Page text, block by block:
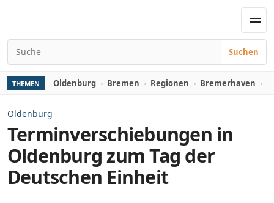
Suchen nach:
Suchen
THEMEN Oldenburg Bremen Regionen Bremerhaven
Oldenburg
Terminverschiebungen in
Oldenburg zum Tag der
Deutschen Einheit